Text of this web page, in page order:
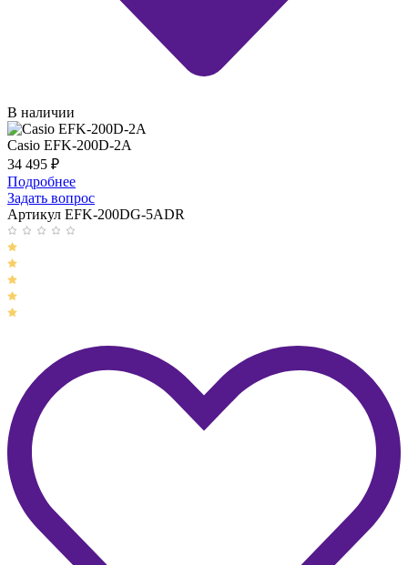
В наличии
Casio EFK-200D-2A
34 495 ₽
Подробнее
Задать вопрос
Артикул EFK-200DG-5ADR